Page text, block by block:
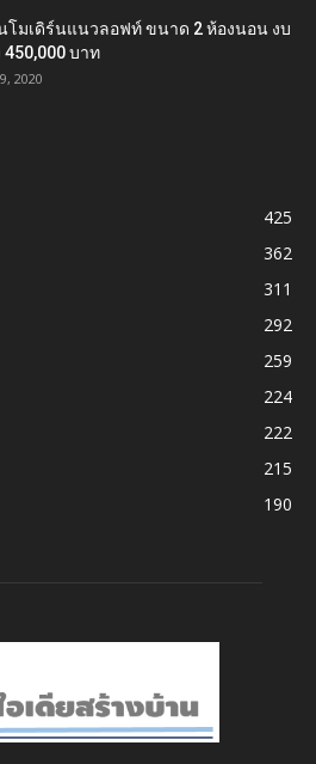
โมเดิร์นแนวลอฟท์ ขนาด 2 ห้องนอน งบ
450,000 บาท
2020
425
362
311
292
259
224
222
215
190